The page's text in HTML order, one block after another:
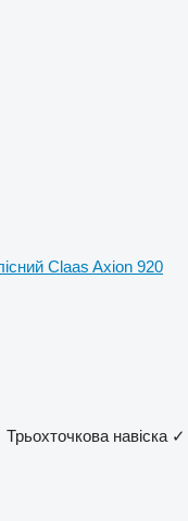
Claas Axion 920
Трьохточкова навіска ✓